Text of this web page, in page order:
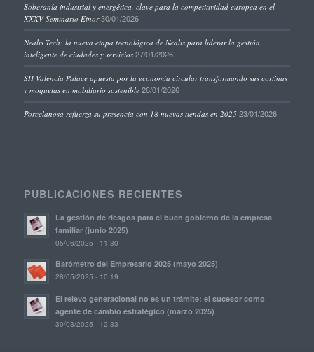
Soberanía industrial y energética, clave para la competitividad europea en el
XXXV Seminario Étnor 30/01/2026
Nealis Tech: la nueva etapa tecnológica de Nealis para liderar la gestión
inteligente de ciudades y servicios 27/01/2026
SH Valencia Palace apuesta por la economía circular transformando sus cortinas
y moquetas en mobiliario sostenible 26/01/2026
Porcelanosa refuerza su presencia con 18 nuevas tiendas en 2025 23/01/2026
PUBLICACIONES RECIENTES
La gestión de riesgos para el buen gobierno de la empresa
familiar (junio 2025)
05/06/2025 - 11:30
Barómetro del Empresario 2025 (mayo 2025)
28/05/2025 - 10:19
El relevo generacional no es un trámite: el sucesor como
agente de cambio estratégico (marzo 2025)
30/03/2025 - 12:33